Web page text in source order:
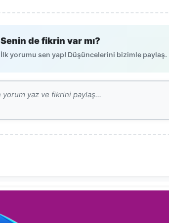
Senin de fikrin var mı?
İlk yorumu sen yap! Düşüncelerini bizimle paylaş.